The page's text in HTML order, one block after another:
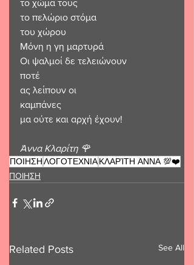
το χώμα τους
το πελώριο στόμα
του χώρου
Μόνη η γη μαρτυρά
Οι ψαλμοί δε τελειώνουν
ποτέ
ας λείπουν οι
καμπάνες
μα ούτε και αρχή έχουν!
Άννα Κλαρίτη 🌹
ΠΟΙΗΣΗΛΟΓΟΤΕΧΝΙΑΚΛΑΡΊΤΗ ΑΝΝΑ 💯❤️
ΠΟΙΗΣΗ
Related Posts See All